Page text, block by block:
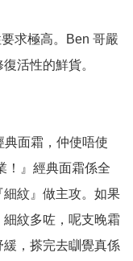
求極高。Ben 哥嚴
活性的鮮貨。
典面霜，仲使唔使
！』經典面霜係全
紋』做主攻。如果
紋多咗，呢支晚霜
，搽完去瞓覺真係